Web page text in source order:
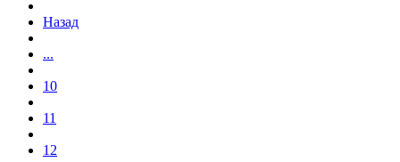
Назад
...
10
11
12